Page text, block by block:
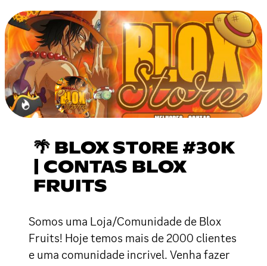
🌴 BLOX ST0RE #30K
| CONTAS BLOX
FRUITS
Somos uma Loja/Comunidade de Blox
Fruits! Hoje temos mais de 2000 clientes
e uma comunidade incrivel. Venha fazer